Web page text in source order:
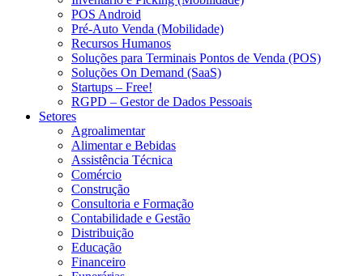
POS Android
Pré-Auto Venda (Mobilidade)
Recursos Humanos
Soluções para Terminais Pontos de Venda (POS)
Soluções On Demand (SaaS)
Startups – Free!
RGPD – Gestor de Dados Pessoais
Setores
Agroalimentar
Alimentar e Bebidas
Assistência Técnica
Comércio
Construção
Consultoria e Formação
Contabilidade e Gestão
Distribuição
Educação
Financeiro